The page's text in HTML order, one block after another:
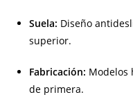
Suela: Diseño
superior.
Fabricación: Modelos
de primera.